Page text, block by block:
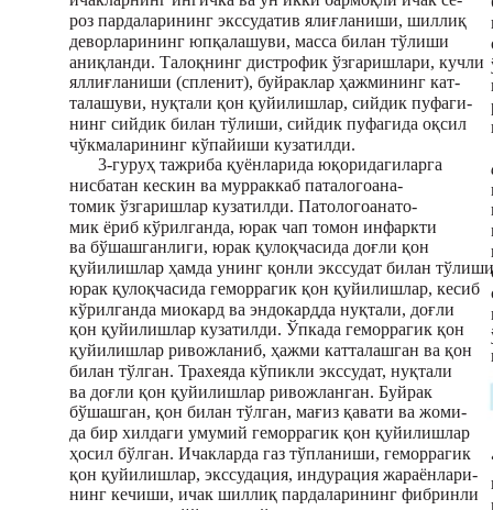
роз пардаларининг экссудатив ялиғланиши, шиллиқ
деворларининг юпқалашуви, масса билан тўлиши
аниқланди. Талоқнинг дистрофик ўзгаришлари, кучли
яллиғланиши (спленит), буйраклар ҳажмининг кат-
талашуви, нуқтали қон қуйилишлар, сийдик пуфаги-
нинг сийдик билан тўлиши, сийдик пуфагида оқсил
чўкмаларининг кўпайиши кузатилди.
3-гуруҳ тажриба қуёнларида юқоридагиларга
нисбатан кескин ва мурраккаб паталогоана-
томик ўзгаришлар кузатилди. Патологоанато-
мик ёриб кўрилганда, юрак чап томон инфаркти
ва бўшашганлиги, юрак қулоқчасида доғли қон
қуйилишлар ҳамда унинг қонли экссудат билан
юрак қулоқчасида геморрагик қон қуйилишлар, кесиб
кўрилганда миокард ва эндокардда нуқтали, доғли
қон қуйилишлар кузатилди. Ўпкада геморрагик қон
қуйилишлар ривожланиб, ҳажми катталашган ва қон
билан тўлган. Трахеяда кўпикли экссудат, нуқтали
ва доғли қон қуйилишлар ривожланган. Буйрак
бўшашган, қон билан тўлган, мағиз қавати ва жоми-
да бир хилдаги умумий геморрагик қон қуйилишлар
ҳосил бўлган. Ичакларда газ тўпланиши, геморрагик
қон қуйилишлар, экссудация, индурация жараёнлари-
нинг кечиши, ичак шиллиқ пардаларининг фибринли